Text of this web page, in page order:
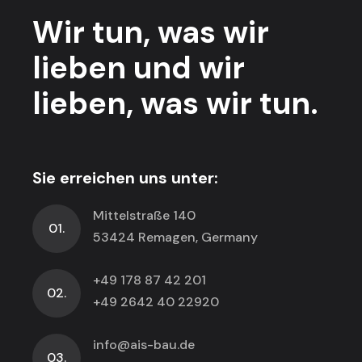
Wir tun,was wir
lieben und wir
lieben, was wir tun.
Sie erreichen uns unter:
01.
Mittelstraße 140
53424 Remagen, Germany
02.
+49 178 87 42 201
+49 2642 40 22920
03.
info@ais-bau.de